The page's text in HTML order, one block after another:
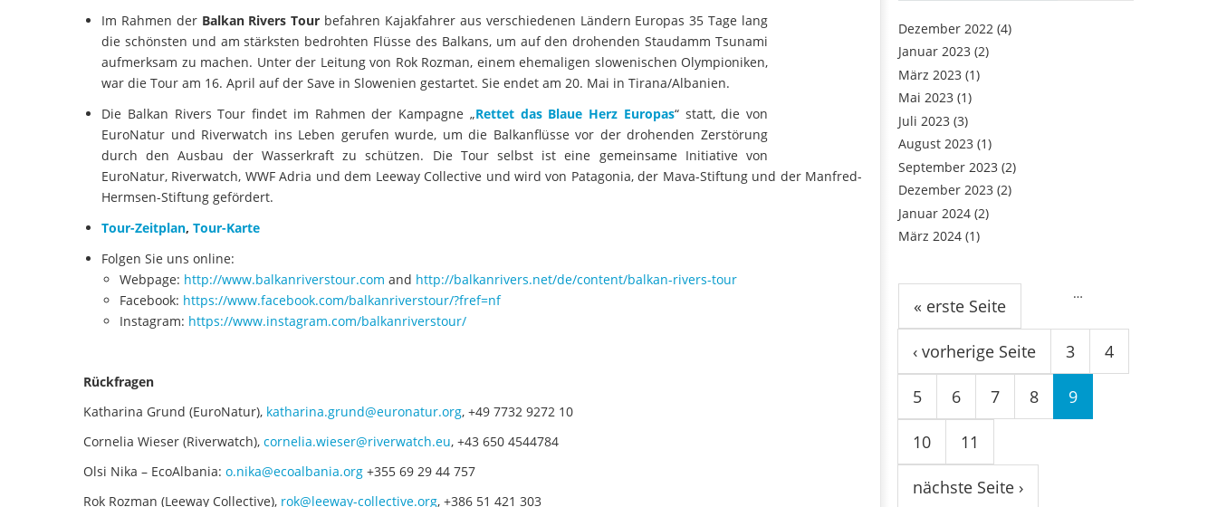
Im Rahmen der Balkan Rivers Tour befahren Kajakfahrer aus verschiedenen Ländern Europas 35 Tage lang
die schönsten und am stärksten bedrohten Flüsse des Balkans, um auf den drohenden Staudamm Tsunami
aufmerksam zu machen. Unter der Leitung von Rok Rozman, einem ehemaligen slowenischen Olympioniken,
war die Tour am 16. April auf der Save in Slowenien gestartet. Sie endet am 20. Mai in Tirana/Albanien.
Die Balkan Rivers Tour findet im Rahmen der Kampagne „Rettet das Blaue Herz Europas“ statt, die von
EuroNatur und Riverwatch ins Leben gerufen wurde, um die Balkanflüsse vor der drohenden Zerstörung
durch den Ausbau der Wasserkraft zu schützen. Die Tour selbst ist eine gemeinsame Initiative von
EuroNatur, Riverwatch, WWF Adria und dem Leeway Collective und wird von Patagonia, der Mava-Stiftung und der Manfred-
Hermsen-Stiftung gefördert.
Tour-Zeitplan, Tour-Karte
Folgen Sie uns online:
Webpage: http://www.balkanriverstour.com and http://balkanrivers.net/de/content/balkan-rivers-tour
Facebook: https://www.facebook.com/balkanriverstour/?fref=nf
Instagram: https://www.instagram.com/balkanriverstour/
Rückfragen
Katharina Grund (EuroNatur), katharina.grund@euronatur.org, +49 7732 9272 10
Cornelia Wieser (Riverwatch), cornelia.wieser@riverwatch.eu, +43 650 4544784
Olsi Nika – EcoAlbania: o.nika@ecoalbania.org +355 69 29 44 757
Rok Rozman (Leeway Collective), rok@leeway-collective.org, +386 51 421 303
Dezember 2022 (4)
Januar 2023 (2)
März 2023 (1)
Mai 2023 (1)
Juli 2023 (3)
August 2023 (1)
September 2023 (2)
Dezember 2023 (2)
Januar 2024 (2)
März 2024 (1)
Seiten
« erste Seite
‹ vorherige Seite
…
3 4
5 6 7 8 9
10 11
nächste Seite ›